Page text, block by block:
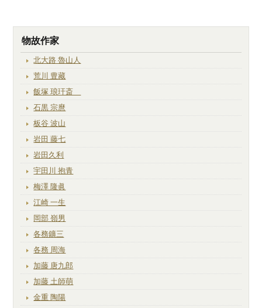
物故作家
北大路 魯山人
荒川 豊藏
飯塚 琅玕斎
石黒 宗麿
板谷 波山
岩田 藤七
岩田久利
宇田川 抱青
梅澤 隆眞
江崎 一生
岡部 嶺男
各務鑛三
各務 周海
加藤 唐九郎
加藤 土師萌
金重 陶陽